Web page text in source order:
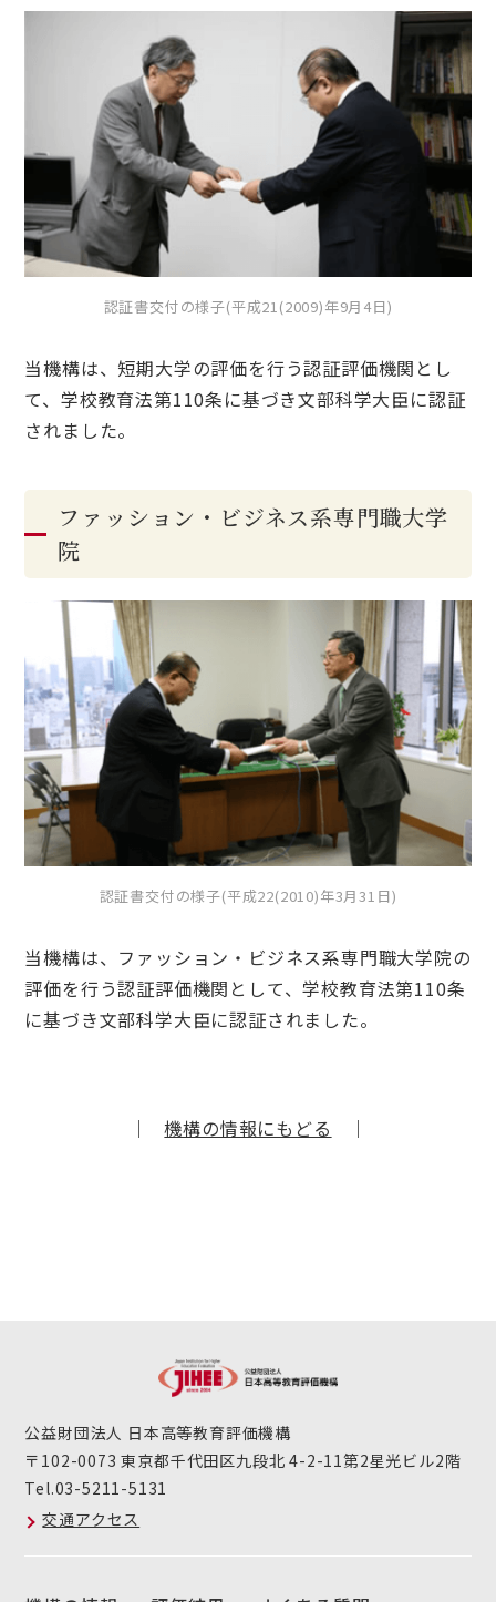
認証書交付の様子(平成21(2009)年9月4日)
当機構は、短期大学の評価を行う認証評価機関とし
て、学校教育法第110条に基づき文部科学大臣に認証
されました。
ファッション・ビジネス系専門職大学
院
認証書交付の様子(平成22(2010)年3月31日)
当機構は、ファッション・ビジネス系専門職大学院の
評価を行う認証評価機関として、学校教育法第110条
に基づき文部科学大臣に認証されました。
｜ 機構の情報にもどる ｜
公益財団法人 日本高等教育評価機構
〒102-0073 東京都千代田区九段北 4-2-11第2星光ビル2階
Tel.03-5211-5131
交通アクセス